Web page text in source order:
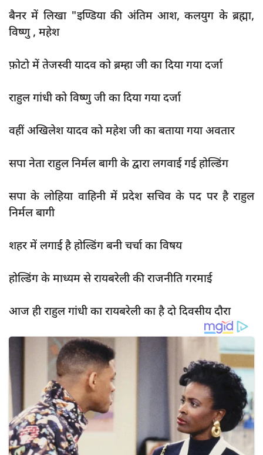
दुर्घटना
editors-pick
Login
Register
बैनर में लिखा "इण्डिया की अंतिम आश, कलयुग के ब्रह्मा,
विष्णु , महेश
फ़ोटो में तेजस्वी यादव को ब्रम्हा जी का दिया गया दर्जा
राहुल गांधी को विष्णु जी का दिया गया दर्जा
वहीं अखिलेश यादव को महेश जी का बताया गया अवतार
सपा नेता राहुल निर्मल बागी के द्वारा लगवाई गई होल्डिंग
सपा के लोहिया वाहिनी में प्रदेश सचिव के पद पर है राहुल
निर्मल बागी
शहर में लगाई है होल्डिंग बनी चर्चा का विषय
होल्डिंग के माध्यम से रायबरेली की राजनीति गरमाई
आज ही राहुल गांधी का रायबरेली का है दो दिवसीय दौरा